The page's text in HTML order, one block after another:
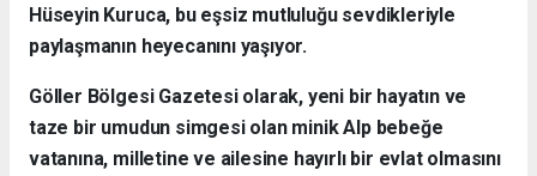
Hüseyin Kuruca, bu eşsiz mutluluğu sevdikleriyle
paylaşmanın heyecanını yaşıyor.
​Göller Bölgesi Gazetesi olarak, yeni bir hayatın ve
taze bir umudun simgesi olan minik Alp bebeğe
vatanına, milletine ve ailesine hayırlı bir evlat olmasını